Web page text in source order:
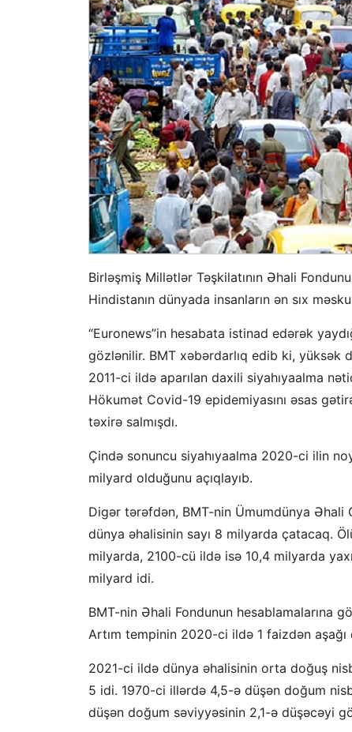
Birləşmiş Millətlər Təşkilatının Əhali
Hindistanın dünyada insanların ən sıx
“Euronews”in hesabata istinad edərək
gözlənilir. BMT xəbərdarlıq edib ki, yüksək
2011-ci ildə aparılan daxili siyahıyaalma
Hökumət Covid-19 epidemiyasını əsas
təxirə salmışdı.
Çində sonuncu siyahıyaalma 2020-ci ilin
milyard olduğunu açıqlayıb.
Digər tərəfdən, BMT-nin Ümumdünya Əhali
dünya əhalisinin sayı 8 milyarda çatacaq.
milyarda, 2100-cü ildə isə 10,4 milyarda
milyard idi.
BMT-nin Əhali Fondunun hesablamalarına
Artım tempinin 2020-ci ildə 1 faizdən
2021-ci ildə dünya əhalisinin orta doğuş
5 idi. 1970-ci illərdə 4,5-ə düşən doğum
düşən doğum səviyyəsinin 2,1-ə düşəcəyi